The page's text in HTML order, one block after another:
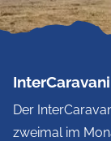
Der
zweimal im